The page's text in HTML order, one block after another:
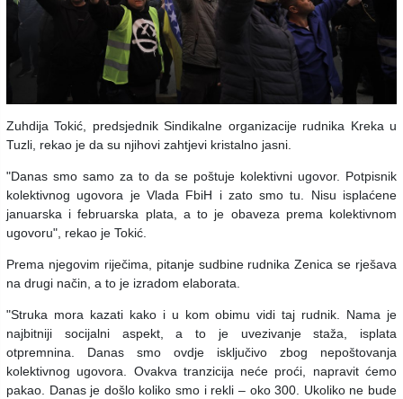
Zuhdija Tokić, predsjednik Sindikalne organizacije rudnika Kreka u
Tuzli, rekao je da su njihovi zahtjevi kristalno jasni.
"Danas smo samo za to da se poštuje kolektivni ugovor. Potpisnik
kolektivnog ugovora je Vlada FbiH i zato smo tu. Nisu isplaćene
januarska i februarska plata, a to je obaveza prema kolektivnom
ugovoru", rekao je Tokić.
Prema njegovim riječima, pitanje sudbine rudnika Zenica se rješava
na drugi način, a to je izradom elaborata.
"Struka mora kazati kako i u kom obimu vidi taj rudnik. Nama je
najbitniji socijalni aspekt, a to je uvezivanje staža, isplata
otpremnina. Danas smo ovdje isključivo zbog nepoštovanja
kolektivnog ugovora. Ovakva tranzicija neće proći, napravit ćemo
pakao. Danas je došlo koliko smo i rekli – oko 300. Ukoliko ne bude